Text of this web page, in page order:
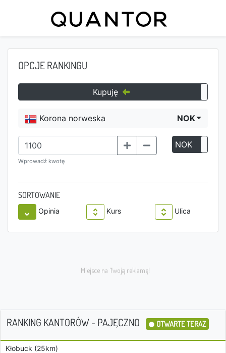
OPCJE RANKINGU
Kupuję
Korona norweska NOK
Wprowadź kwotę
NOK
SORTOWANIE
Opinia Kurs Ulica
RANKING KANTORÓW - PAJĘCZNO OTWARTE TERAZ
Kłobuck (25km)